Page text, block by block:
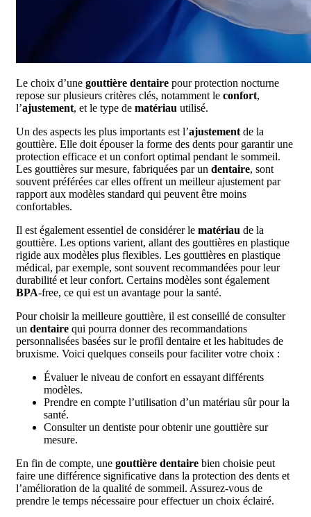
Le choix d’une gouttière dentaire pour protection nocturne
repose sur plusieurs critères clés, notamment le confort,
l’ajustement, et le type de matériau utilisé.
Un des aspects les plus importants est l’ajustement de la
gouttière. Elle doit épouser la forme des dents pour garantir une
protection efficace et un confort optimal pendant le sommeil.
Les gouttières sur mesure, fabriquées par un dentaire, sont
souvent préférées car elles offrent un meilleur ajustement par
rapport aux modèles standard qui peuvent être moins
confortables.
Il est également essentiel de considérer le matériau de la
gouttière. Les options varient, allant des gouttières en plastique
rigide aux modèles plus flexibles. Les gouttières en plastique
médical, par exemple, sont souvent recommandées pour leur
durabilité et leur confort. Certains modèles sont également
BPA-free, ce qui est un avantage pour la santé.
Pour choisir la meilleure gouttière, il est conseillé de consulter
un dentaire qui pourra donner des recommandations
personnalisées basées sur le profil dentaire et les habitudes de
bruxisme. Voici quelques conseils pour faciliter votre choix :
Évaluer le niveau de confort en essayant différents
modèles.
Prendre en compte l’utilisation d’un matériau sûr pour la
santé.
Consulter un dentiste pour obtenir une gouttière sur
mesure.
En fin de compte, une gouttière dentaire bien choisie peut
faire une différence significative dans la protection des dents et
l’amélioration de la qualité de sommeil. Assurez-vous de
prendre le temps nécessaire pour effectuer un choix éclairé.